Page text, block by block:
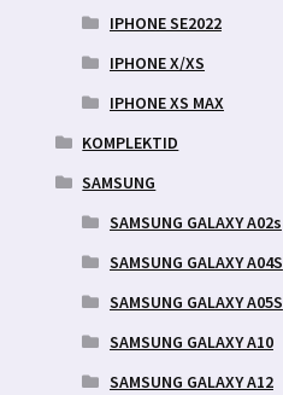
IPHONE SE2022
IPHONE X/XS
IPHONE XS MAX
KOMPLEKTID
SAMSUNG
SAMSUNG GALAXY A02s
SAMSUNG GALAXY A04S
SAMSUNG GALAXY A05S
SAMSUNG GALAXY A10
SAMSUNG GALAXY A12